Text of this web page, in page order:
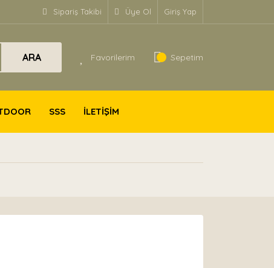
Sipariş Takibi Üye Ol Giriş Yap
ARA Favorilerim Sepetim
SSS İLETİŞİM